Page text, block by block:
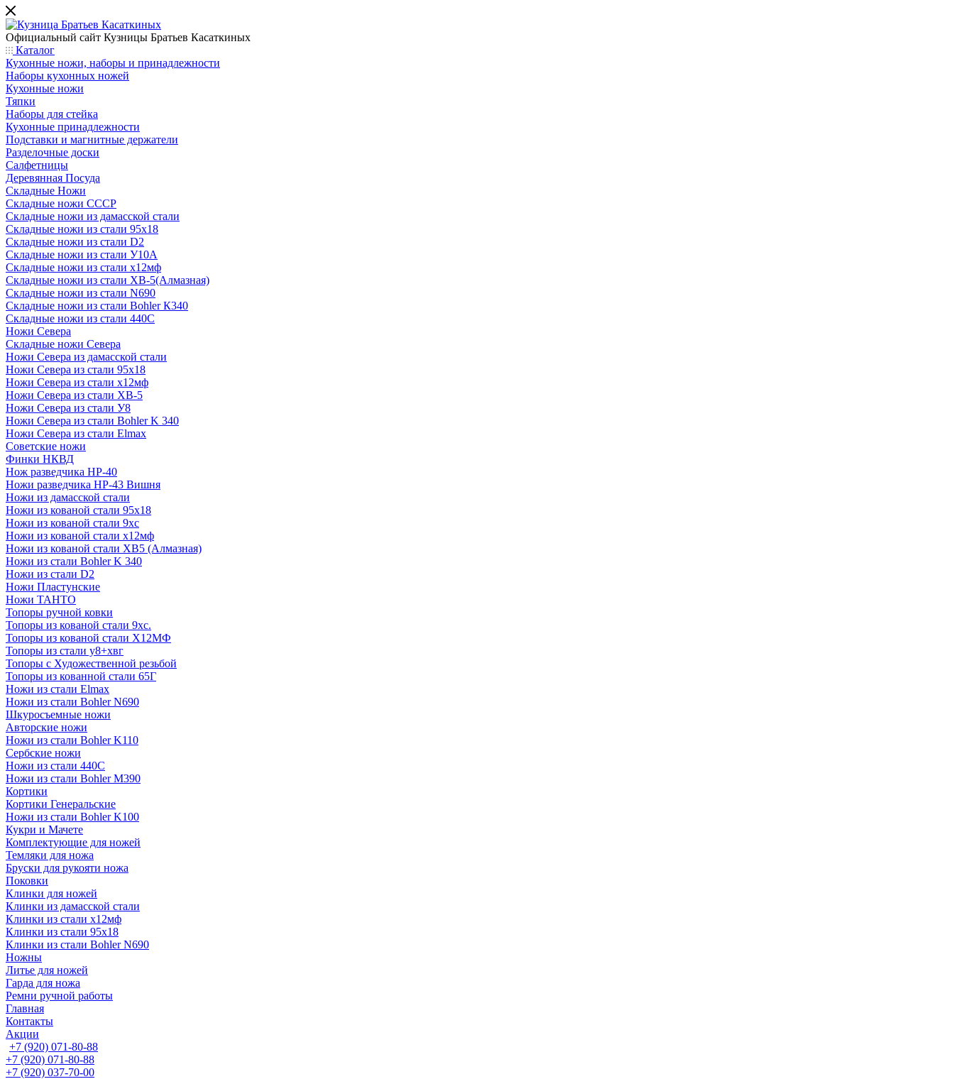
Официальный сайт Кузницы Братьев Касаткиных
Каталог
Кухонные ножи, наборы и принадлежности
Наборы кухонных ножей
Кухонные ножи
Тяпки
Наборы для стейка
Кухонные принадлежности
Подставки и магнитные держатели
Разделочные доски
Салфетницы
Деревянная Посуда
Складные Ножи
Cкладные ножи СССР
Складные ножи из дамасской стали
Складные ножи из стали 95х18
Складные ножи из стали D2
Складные ножи из стали У10А
Складные ножи из стали х12мф
Складные ножи из стали ХВ-5(Алмазная)
Складные ножи из стали N690
Складные ножи из стали Bohler К340
Складные ножи из стали 440С
Ножи Севера
Складные ножи Севера
Ножи Севера из дамасской стали
Ножи Севера из стали 95х18
Ножи Севера из стали х12мф
Ножи Севера из стали ХВ-5
Ножи Севера из стали У8
Ножи Севера из стали Bohler K 340
Ножи Севера из стали Elmax
Советские ножи
Финки НКВД
Нож разведчика НР-40
Ножи разведчика НР-43 Вишня
Ножи из дамасской стали
Ножи из кованой стали 95х18
Ножи из кованой стали 9хс
Ножи из кованой стали х12мф
Ножи из кованой стали ХВ5 (Алмазная)
Ножи из стали Bohler K 340
Ножи из стали D2
Ножи Пластунские
Ножи ТАНТО
Топоры ручной ковки
Топоры из кованой стали 9хс.
Топоры из кованой стали Х12МФ
Топоры из стали у8+хвг
Топоры с Художественной резьбой
Топоры из кованной стали 65Г
Ножи из стали Elmax
Ножи из стали Bohler N690
Шкуросъемные ножи
Авторские ножи
Ножи из стали Bohler K110
Сербские ножи
Ножи из стали 440С
Ножи из стали Bohler M390
Кортики
Кортики Генеральские
Ножи из стали Bohler K100
Кукри и Мачете
Комплектующие для ножей
Темляки для ножа
Бруски для рукояти ножа
Поковки
Клинки для ножей
Клинки из дамасской стали
Клинки из стали х12мф
Клинки из стали 95х18
Клинки из стали Bohler N690
Ножны
Литье для ножей
Гарда для ножа
Ремни ручной работы
Главная
Контакты
Акции
+7 (920) 071-80-88
+7 (920) 071-80-88
+7 (920) 037-70-00